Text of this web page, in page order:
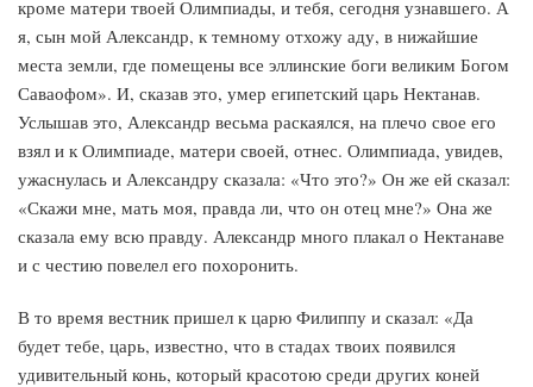
кроме матери твоей Олимпиады, и тебя, сегодня узнавшего. А
я, сын мой Александр, к темному отхожу аду, в нижайшие
места земли, где помещены все эллинские боги великим Богом
Саваофом». И, сказав это, умер египетский царь Нектанав.
Услышав это, Александр весьма раскаялся, на плечо свое его
взял и к Олимпиаде, матери своей, отнес. Олимпиада, увидев,
ужаснулась и Александру сказала: «Что это?» Он же ей сказал:
«Скажи мне, мать моя, правда ли, что он отец мне?» Она же
сказала ему всю правду. Александр много плакал о Нектанаве
и с честию повелел его похоронить.
В то время вестник пришел к царю Филиппу и сказал: «Да
будет тебе, царь, известно, что в стадах твоих появился
удивительный конь, который красотою среди других коней